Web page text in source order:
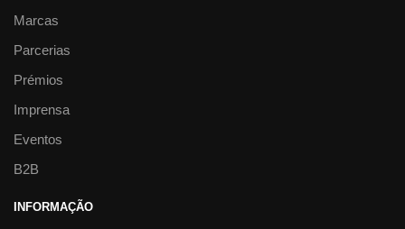
Marcas
Parcerias
Prémios
Imprensa
Eventos
B2B
INFORMAÇÃO